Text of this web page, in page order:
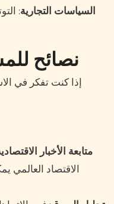
السياسات التجارية:
نصائح
إذا كنت تفكر في
متابعة الأخبار
الاقتصاد